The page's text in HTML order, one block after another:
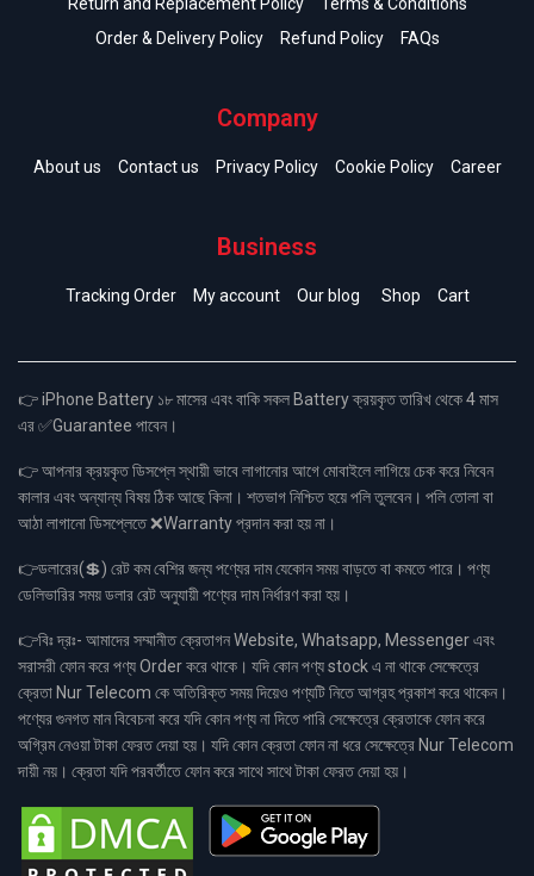
Return and Replacement Policy
Terms & Conditions
Order & Delivery Policy
Refund Policy FAQs
Company
About us Contact us Privacy Policy Cookie Policy Career
Business
Tracking Order My account Our blog Shop Cart
👉 iPhone Battery ১৮ মাসের এবং বাকি সকল Battery ক্রয়কৃত তারিখ থেকে 4 মাস
এর ✅Guarantee পাবেন।
👉 আপনার ক্রয়কৃত ডিসপ্লে স্থায়ী ভাবে লাগানোর আগে মোবাইলে লাগিয়ে চেক করে নিবেন
কালার এবং অন্যান্য বিষয় ঠিক আছে কিনা। শতভাগ নিশ্চিত হয়ে পলি তুলবেন। পলি তোলা বা
আঠা লাগানো ডিসপ্লেতে ❌Warranty প্রদান করা হয় না।
👉ডলারের(💲) রেট কম বেশির জন্য পণ্যের দাম যেকোন সময় বাড়তে বা কমতে পারে। পণ্য
ডেলিভারির সময় ডলার রেট অনুযায়ী পণ্যের দাম নির্ধারণ করা হয়।
👉বিঃ দ্রঃ- আমাদের সম্মানীত ক্রেতাগন Website, Whatsapp, Messenger এবং
সরাসরী ফোন করে পণ্য Order করে থাকে। যদি কোন পণ্য stock এ না থাকে সেক্ষেত্রে
ক্রেতা Nur Telecom কে অতিরিক্ত সময় দিয়েও পণ্যটি নিতে আগ্রহ প্রকাশ করে থাকেন।
পণ্যের গুনগত মান বিবেচনা করে যদি কোন পণ্য না দিতে পারি সেক্ষেত্রে ক্রেতাকে ফোন করে
অগ্রিম নেওয়া টাকা ফেরত দেয়া হয়। যদি কোন ক্রেতা ফোন না ধরে সেক্ষেত্রে Nur Telecom
দায়ী নয়। ক্রেতা যদি পরবর্তীতে ফোন করে সাথে সাথে টাকা ফেরত দেয়া হয়।